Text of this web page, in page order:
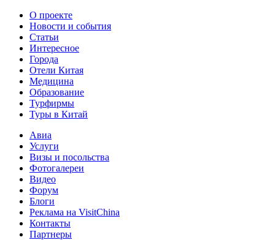
О проекте
Новости и события
Статьи
Интересное
Города
Отели Китая
Медицина
Образование
Турфирмы
Туры в Китай
Авиа
Услуги
Визы и посольства
Фотогалереи
Видео
Форум
Блоги
Реклама на VisitChina
Контакты
Партнеры